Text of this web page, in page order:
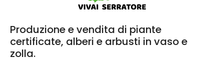
Produzione e vendita di piante
certificate, alberi e arbusti in vaso e
zolla.